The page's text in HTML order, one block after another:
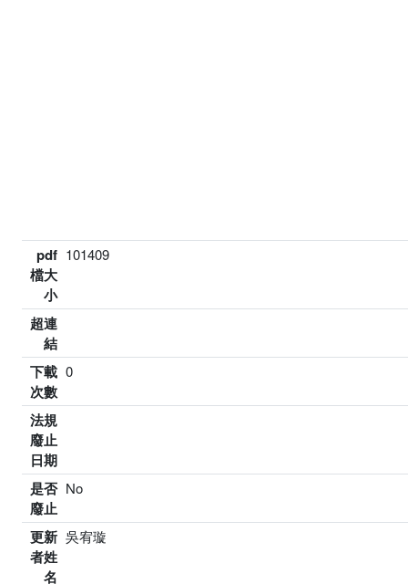
pdf
檔大
小
101409
超連
結
下載
次數
0
法規
廢止
日期
是否
廢止
No
更新
者姓
名
吳宥璇